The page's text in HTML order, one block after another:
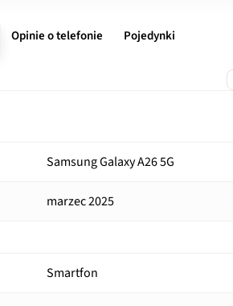
Opinie o telefonie Pojedynki
Samsung Galaxy A26 5G
marzec 2025
Smartfon